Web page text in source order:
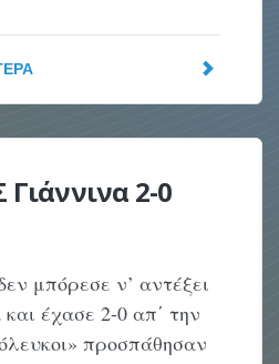
Γιάννινα 2-0
μπόρεσε ν’ αντέξει
έχασε 2-0 απ΄ την
προσπάθησαν